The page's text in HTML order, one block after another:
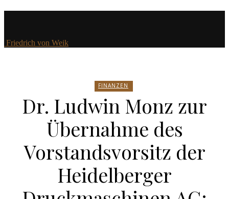
Friedrich von Weik
FINANZEN
Dr. Ludwin Monz zur
Übernahme des
Vorstandsvorsitz der
Heidelberger